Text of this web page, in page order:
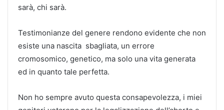
sarà, chi sarà.
Testimonianze del genere rendono evidente che non
esiste una nascita sbagliata, un errore
cromosomico, genetico, ma solo una vita generata
ed in quanto tale perfetta.
Non ho sempre avuto questa consapevolezza, i miei